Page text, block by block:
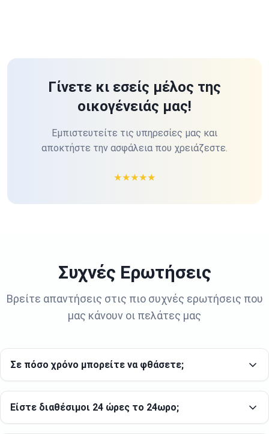
Γίνετε κι εσείς μέλος της
οικογένειάς μας!
Εμπιστευτείτε τις υπηρεσίες μας και
αποκτήστε την ασφάλεια που χρειάζεστε.
★★★★★
Συχνές Ερωτήσεις
Βρείτε απαντήσεις στις πιο συχνές ερωτήσεις που
μας κάνουν οι πελάτες μας
Σε πόσο χρόνο μπορείτε να φθάσετε;
Είστε διαθέσιμοι 24 ώρες το 24ωρο;